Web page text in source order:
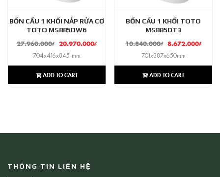
BỒN CẦU 1 KHỐI NẮP RỬA CƠ
TOTO MS885DW6
27.960.000₫ 20.970.000₫
704x416x845 mm
ADD TO CART
BỒN CẦU 1 KHỐI TOTO
MS885DT3
10.840.000₫ 8.672.000₫
701x387x650mm
ADD TO CART
THÔNG TIN LIÊN HỆ